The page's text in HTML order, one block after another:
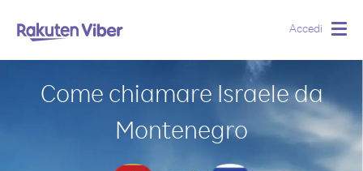
Accedi
Come chiamare Israele da
Montenegro